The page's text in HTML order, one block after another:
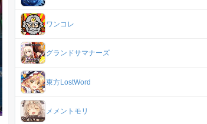
ワンコレ
グランドサマナーズ
東方LostWord
メメントモリ